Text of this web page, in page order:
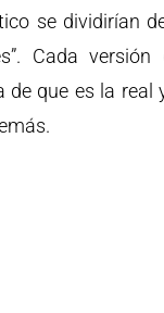
se dividirían
Cada versión
de que es la real